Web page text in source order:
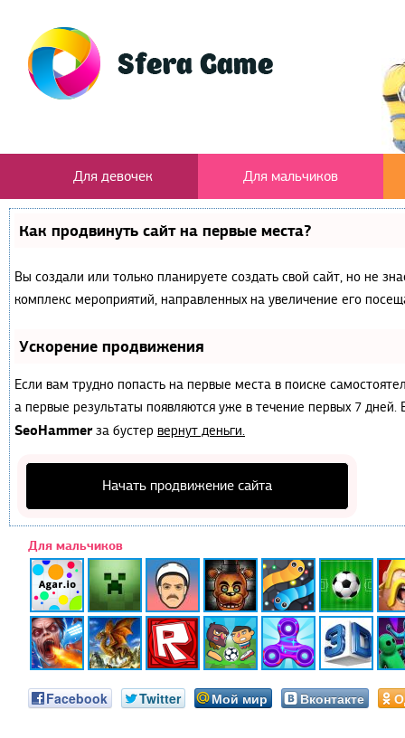
Для девочек Для мальчиков
Как продвинуть сайт на первые места?
Вы создали или только планируете создать свой сайт, но не
комплекс мероприятий, направленных на увеличение его
Ускорение продвижения
Если вам трудно попасть на первые места в поиске
а первые результаты появляются уже в течение первых 7
SeoHammerза бустер вернут деньги.
Начать продвижение сайта
Для мальчиков
Facebook Twitter Мой мир Вконтакте